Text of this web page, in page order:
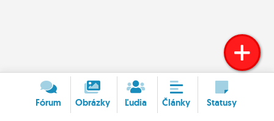
Fórum Obrázky Ľudia Články Statusy